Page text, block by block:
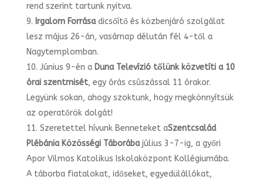
rend szerint tartunk nyitva.
Irgalom Forrásadicsőítő és közbenjáró szolgálat
lesz május 26-án, vasárnap délután fél 4-től a
Nagytemplomban.
Június 9-én a Duna Televízió tőlünk közvetíti a 10
órai szentmisét, egy órás csúszással 11 órakor.
Legyünk sokan, ahogy szoktunk, hogy megkönnyítsük
az operatőrök dolgát!
Szeretettel hívunk Benneteket aSzentcsalád
Plébánia Közösségi Táborábajúlius 3-7-ig, a győri
Apor Vilmos Katolikus Iskolaközpont Kollégiumába.
A táborba fiatalokat, időseket, egyedülállókat,